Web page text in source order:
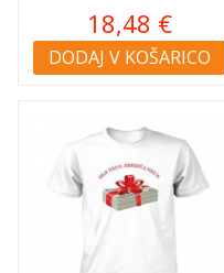
18,48 €
DODAJ V KOŠARICO